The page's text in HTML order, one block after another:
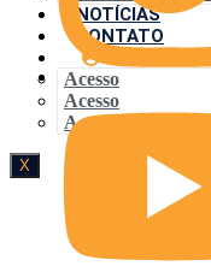
NOTÍCIAS
CONTATO
ACESSO
Acesso
Acesso
Acesso
X